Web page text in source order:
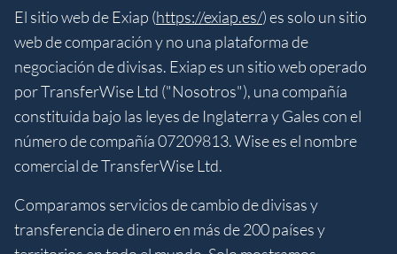
El sitio web de Exiap (https://exiap.es/) es solo un sitio
web de comparación y no una plataforma de
negociación de divisas. Exiap es un sitio web operado
por TransferWise Ltd ("Nosotros"), una compañía
constituida bajo las leyes de Inglaterra y Gales con el
número de compañía 07209813. Wise es el nombre
comercial de TransferWise Ltd.
Comparamos servicios de cambio de divisas y
transferencia de dinero en más de 200 países y